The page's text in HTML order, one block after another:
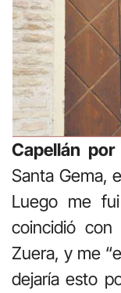
Capellán por
Santa Gema,
Luego me
coincidió
Zuera, y me
dejaría esto